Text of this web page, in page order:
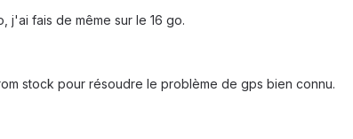
j'ai fais de même sur le 16 go.
stock pour résoudre le problème de gps bien connu.